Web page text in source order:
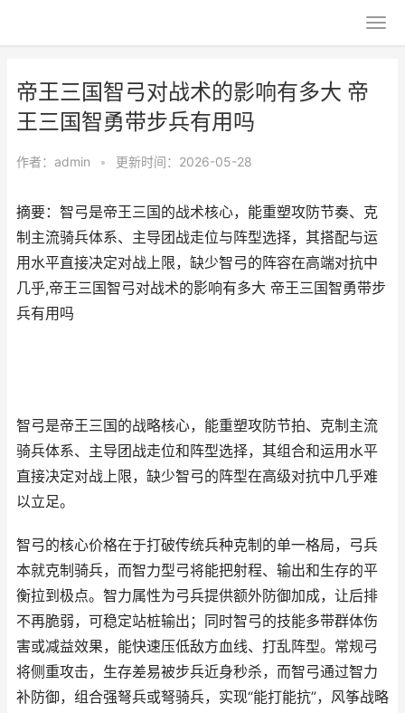
帝王三国智弓对战术的影响有多大 帝
王三国智勇带步兵有用吗
作者： admin • 更新时间：2026-05-28
摘要：智弓是帝王三国的战术核心，能重塑攻防节奏、克
制主流骑兵体系、主导团战走位与阵型选择，其搭配与运
用水平直接决定对战上限，缺少智弓的阵容在高端对抗中
几乎,帝王三国智弓对战术的影响有多大 帝王三国智勇带步
兵有用吗
智弓是帝王三国的战略核心，能重塑攻防节拍、克制主流
骑兵体系、主导团战走位和阵型选择，其组合和运用水平
直接决定对战上限，缺少智弓的阵型在高级对抗中几乎难
以立足。
智弓的核心价格在于打破传统兵种克制的单一格局，弓兵
本就克制骑兵，而智力型弓将能把射程、输出和生存的平
衡拉到极点。智力属性为弓兵提供额外防御加成，让后排
不再脆弱，可稳定站桩输出；同时智弓的技能多带群体伤
害或减益效果，能快速压低敌方血线、打乱阵型。常规弓
将侧重攻击，生存差易被步兵近身秒杀，而智弓通过智力
补防御，组合强弩兵或弩骑兵，实现“能打能抗”，风筝战略